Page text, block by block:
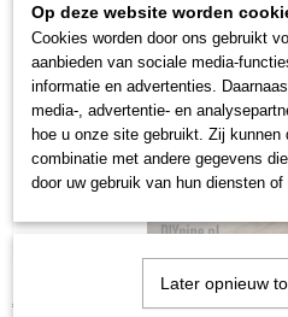
Draaischakelaar in kap 1/2''
€ 5,50
Op deze website worden
Cookies worden door ons gebruikt
aanbieden van sociale media-
informatie en advertenties.
media-, advertentie- en
hoe u onze site gebruikt. Zij
combinatie met andere gegevens
door uw gebruik van hun diensten
Later opnieuw